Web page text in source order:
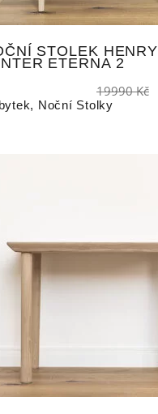
STOLEK HENRY
ETERNA 2
19990Kč
, Noční Stolky